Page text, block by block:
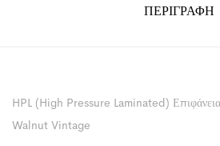
ΠΕΡΙΓΡΑΦΉ
HPL (High Pressure Laminated)
Walnut Vintage